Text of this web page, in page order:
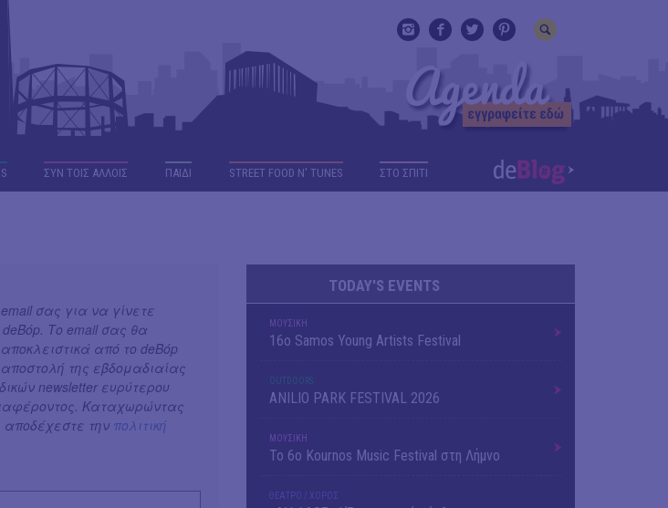
ΣΥΝ ΤΟΙΣ ΑΛΛΟΙΣ ΠΑΙΔΙ STREET FOOD N' TUNES ΣΤΟ ΣΠΙΤΙ
σας για να γίνετε
Το email σας θα
από το deBόp
της εβδομαδιαίας
newsletter ευρύτερου
Καταχωρώντας
αποδέχεστε την πολιτική
TODAY'S EVENTS
ΜΟΥΣΙΚΗ
16o Samos Young Artists Festival
OUTDΟORS
ANILIO PARK FESTIVAL 2026
ΜΟΥΣΙΚΗ
Το 6ο Kournos Music Festival στη Λήμνο
ΘΕΑΤΡΟ / ΧΟΡΟΣ